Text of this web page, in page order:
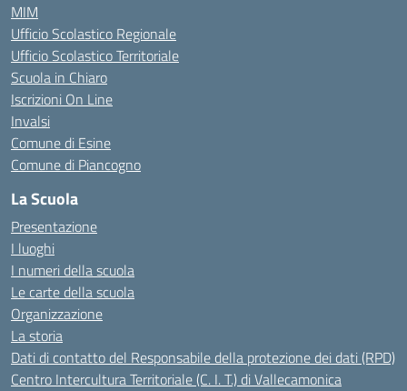
MIM
Ufficio Scolastico Regionale
Ufficio Scolastico Territoriale
Scuola in Chiaro
Iscrizioni On Line
Invalsi
Comune di Esine
Comune di Piancogno
La Scuola
Presentazione
I luoghi
I numeri della scuola
Le carte della scuola
Organizzazione
La storia
Dati di contatto del Responsabile della protezione dei dati (RPD)
Centro Intercultura Territoriale (C. I. T.) di Vallecamonica